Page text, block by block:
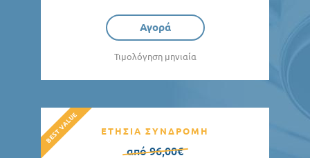
Αγορά
Τιμολόγηση μηνιαία
ΕΤΗΣΙΑ ΣΥΝΔΡΟΜΗ
από 96,00€